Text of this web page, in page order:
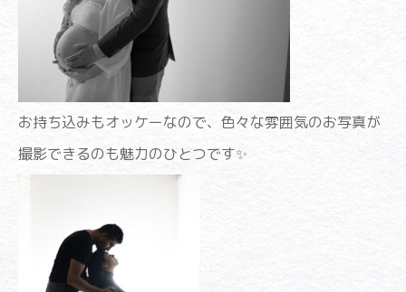
お持ち込みもオッケーなので、色々な雰囲気のお写真が
撮影できるのも魅力のひとつです✨